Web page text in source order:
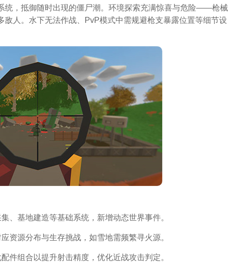
统，抵御随时出现的僵尸潮。环境探索充满惊喜与危险——枪械
敌人。水下无法作战、PvP模式中需规避枪支暴露位置等细节设
、基地建造等基础系统，新增动态世界事件。
资源分布与生存挑战，如雪地需频繁寻火源。
件组合以提升射击精度，优化近战攻击判定。